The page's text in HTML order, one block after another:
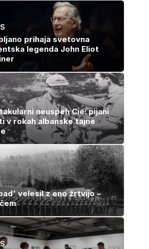
bo
zakaj je še
vedno samska
prihaja svetovna
legenda John Eliot
neuspeh Cie: pijani
v rokah albanske tajne
velesil z eno žrtvijo –